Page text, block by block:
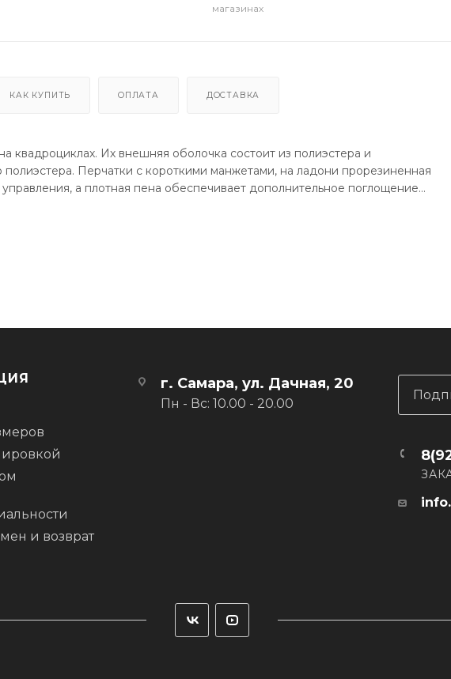
магазинах
КАК КУПИТЬ ОПЛАТА ДОСТАВКА
квадроциклах. Их внешняя оболочка состоит из полиэстера и
Перчатки с короткими манжетами, на ладони прорезиненная
управления, а плотная пена обеспечивает дополнительное поглощение
и возврат
г. Самара, ул. Дачная, 20
Пн - Вс: 10.00 - 20.00